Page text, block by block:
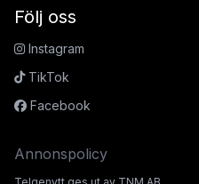
Följ oss
Instagram
TikTok
Facebook
Annonspolicy